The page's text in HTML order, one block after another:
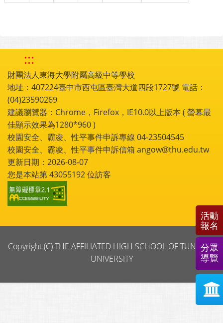
:::
財團法人東海大學附屬高級中等學校
地址：407224臺中市西屯區臺灣大道四段1727號 電話：
(04)23590269
建議瀏覽器：Chrome，Firefox，IE10.0以上版本 ( 螢幕最
佳顯示效果為1280*960 )
校園安全、霸凌、性平事件申訴專線 04-23504545
校園安全、霸凌、性平事件申訴信箱 angow@thu.edu.tw
更新日期：2026-08-07
您是本站第43055192位訪客
Copyright (C) THE AFFILIATED HIGH SCHOOL OF TUNGHAI
UNIVERSITY
活動
報名
分眾
導覽